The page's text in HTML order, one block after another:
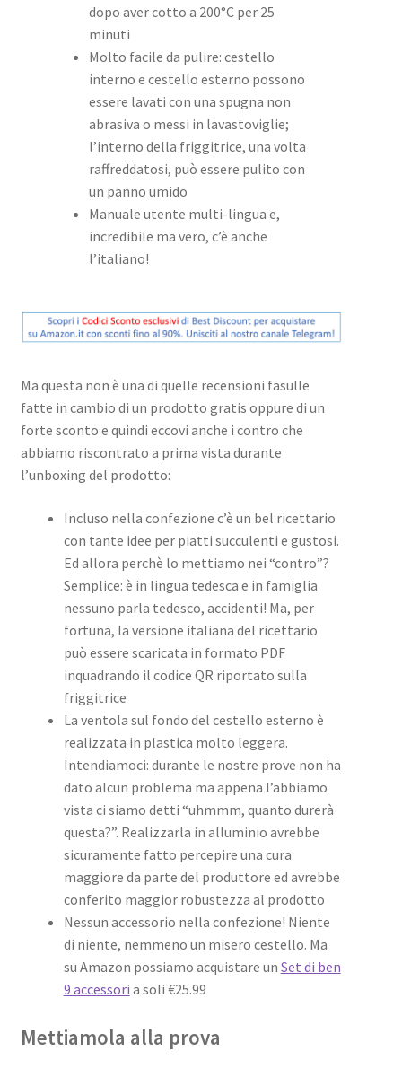
dopo aver cotto a 200°C per 25
minuti
Molto facile da pulire: cestello
interno e cestello esterno possono
essere lavati con una spugna non
abrasiva o messi in lavastoviglie;
l’interno della friggitrice, una volta
raffreddatosi, può essere pulito con
un panno umido
Manuale utente multi-lingua e,
incredibile ma vero, c’è anche
l’italiano!
Ma questa non è una di quelle recensioni fasulle
fatte in cambio di un prodotto gratis oppure di un
forte sconto e quindi eccovi anche i contro che
abbiamo riscontrato a prima vista durante
l’unboxing del prodotto:
Incluso nella confezione c’è un bel ricettario
con tante idee per piatti succulenti e gustosi.
Ed allora perchè lo mettiamo nei “contro”?
Semplice: è in lingua tedesca e in famiglia
nessuno parla tedesco, accidenti! Ma, per
fortuna, la versione italiana del ricettario
può essere scaricata in formato PDF
inquadrando il codice QR riportato sulla
friggitrice
La ventola sul fondo del cestello esterno è
realizzata in plastica molto leggera.
Intendiamoci: durante le nostre prove non ha
dato alcun problema ma appena l’abbiamo
vista ci siamo detti “uhmmm, quanto durerà
questa?”. Realizzarla in alluminio avrebbe
sicuramente fatto percepire una cura
maggiore da parte del produttore ed avrebbe
conferito maggior robustezza al prodotto
Nessun accessorio nella confezione! Niente
di niente, nemmeno un misero cestello. Ma
su Amazon possiamo acquistare un Set di ben
9 accessori a soli €25.99
Mettiamola alla prova